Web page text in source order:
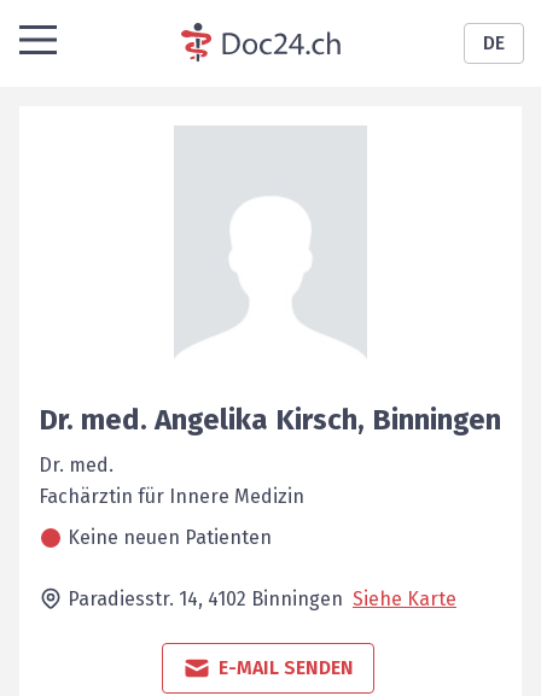
DE
Dr. med. Angelika Kirsch, Binningen
Dr. med.
Fachärztin für Innere Medizin
Keine neuen Patienten
Paradiesstr. 14, 4102 Binningen Siehe Karte
E-MAIL SENDEN